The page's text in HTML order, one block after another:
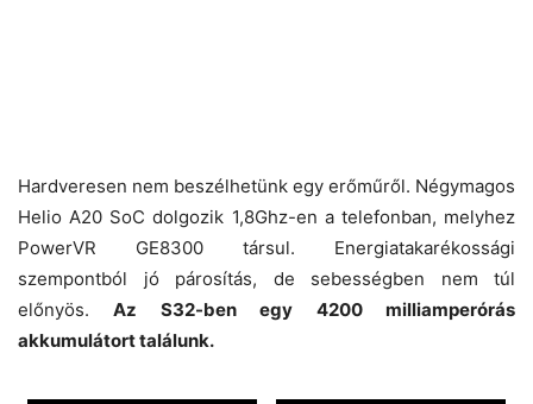
Hardveresen nem beszélhetünk egy erőműről. Négymagos
Helio A20 SoC dolgozik 1,8Ghz-en a telefonban, melyhez
PowerVR GE8300 társul. Energiatakarékossági
szempontból jó párosítás, de sebességben nem túl
előnyös.Az S32-ben egy 4200 milliamperórás
akkumulátort találunk.